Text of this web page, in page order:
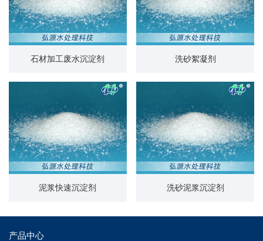
石材加工废水沉淀剂 洗砂絮凝剂
泥浆快速沉淀剂 洗砂泥浆沉淀剂
产品中心